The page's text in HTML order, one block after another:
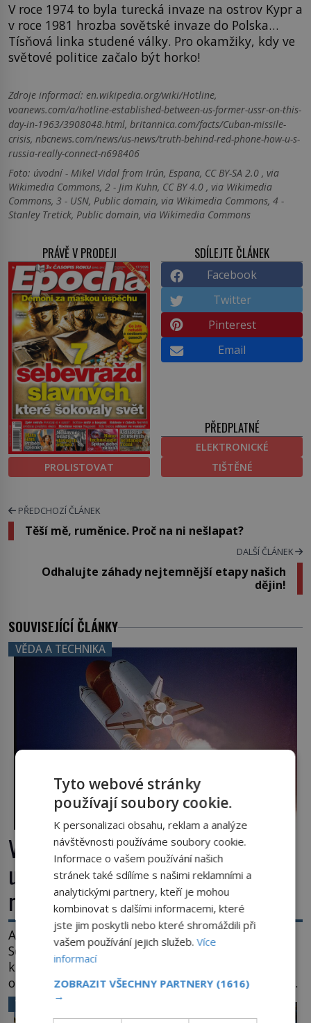
V roce 1974 to byla turecká invaze na ostrov Kypr a
v roce 1981 hrozba sovětské invaze do Polska…
Tísňová linka studené války. Pro okamžiky, kdy ve
světové politice začalo být horko!
Zdroje informací: en.wikipedia.org/wiki/Hotline,
voanews.com/a/hotline-established-between-us-former-ussr-on-this-
day-in-1963/3908048.html, britannica.com/facts/Cuban-missile-
crisis, nbcnews.com/news/us-news/truth-behind-red-phone-how-u-s-
russia-really-connect-n698406
Foto: úvodní - Mikel Vidal from Irún, Espana, CC BY-SA 2.0 , via
Wikimedia Commons, 2 - Jim Kuhn, CC BY 4.0 , via Wikimedia
Commons, 3 - USN, Public domain, via Wikimedia Commons, 4 -
Stanley Tretick, Public domain, via Wikimedia Commons
PRÁVĚ V PRODEJI
PROLISTOVAT
SDÍLEJTE ČLÁNEK
Facebook
Twitter
Pinterest
Email
PŘEDPLATNÉ
ELEKTRONICKÉ
TIŠTĚNÉ
PŘEDCHOZÍ ČLÁNEK
Těší mě, ruměnice. Proč na ni nešlapat?
DALŠÍ ČLÁNEK
Odhalujte záhady nejtemnější etapy našich
dějin!
SOUVISEJÍCÍ ČLÁNKY
VĚDA A TECHNIKA
Výbuch, muzeum a promenáda v
ulicích. Pět osudů nejslavnějších
raketoplánů
Ani zima nezkazí přítomným slavnostní okamžik.
Se slunečními brýlemi hledí na startující raketu,
která má do vesmíru vynést kromě posádky také
obyčejnou učitelku. Po několika sekundách všem
ztuhnou úsměvy, stroj totiž exploduje. Jejich
konstrukce není z levného kraje, daňové
VĚDA A TECHNIKA
Tyto webové stránky
používají soubory cookie.
K personalizaci obsahu, reklam a analýze
návštěvnosti používáme soubory cookie.
Informace o vašem používání našich
stránek také sdílíme s našimi reklamními a
analytickými partnery, kteří je mohou
kombinovat s dalšími informacemi, které
jste jim poskytli nebo které shromáždili při
vašem používání jejich služeb.Více
informací
ZOBRAZIT VŠECHNY PARTNERY (1616)
→